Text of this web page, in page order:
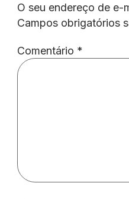
O seu endereço de e-
Campos obrigatórios
Comentário *